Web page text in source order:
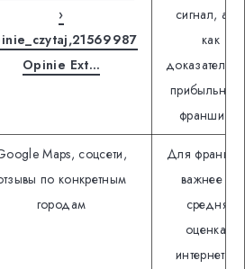
›
Opinie Ext…
сигнал, а
как
франшизы.
Maps, соцсети,
по конкретным
городам
Для
важнее не
средняя
оценка в
интернете,